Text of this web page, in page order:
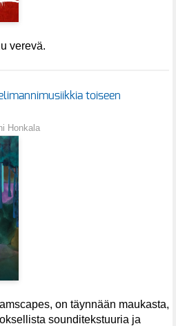
verevä.
toiseen
Honkala
on täynnään maukasta,
sounditekstuuria ja